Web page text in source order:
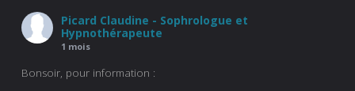
Picard Claudine - Sophrologue et
Hypnothérapeute
1 mois
Bonsoir, pour information :